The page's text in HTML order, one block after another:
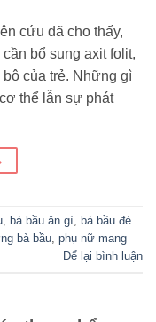
cứu đã cho thấy,
bổ sung axit folit,
của trẻ. Những gì
thể lẫn sự phát
, bà bầu ăn gì, bà bầu đẻ
bà bầu, phụ nữ mang
Để lại bình luận